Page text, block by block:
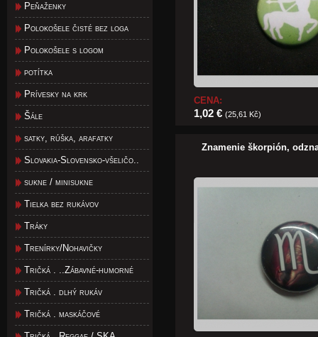
Peňaženky
Polokošele čisté bez loga
Polokošele s logom
potítka
Prívesky na krk
Šále
satky, rúška, arafatky
Slovakia-Slovensko-všeličo..
sukne / minisukne
Tielka bez rukávov
Tráky
Trenírky/Nohavičky
Tričká . ..Zábavné-humorné
Tričká . dlhý rukáv
Tričká . maskáčové
CENA:
1,02 € (25,61 Kč)
Znamenie škorpión,